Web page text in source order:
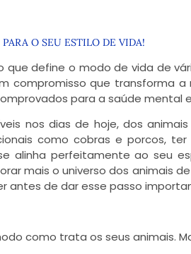
O SEU ESTILO DE VIDA!
define o modo de vida de
compromisso que transforma
para a saúde mental
nos dias de hoje, dos
como cobras e porcos,
alinha perfeitamente ao seu
mais o universo dos animais
antes de dar esse passo
como trata os seus animais.